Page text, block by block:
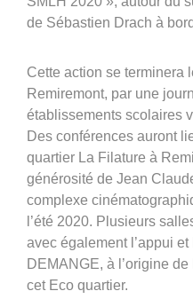
de Sébastien Drach à
Cette action se terminera
Remiremont, par une
établissements scolaires
Des conférences auront
quartier La Filature à
générosité de Jean
complexe
l’été 2020. Plusieurs
avec également l’appui et
DEMANGE, à l’origine
cet Eco quartier.